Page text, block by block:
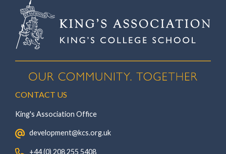
CONTACT US
King's Association Office
‏‏‎ ‎ development@kcs.org.uk
‏‏‎ ‎ +44 (0) 208 255 5408